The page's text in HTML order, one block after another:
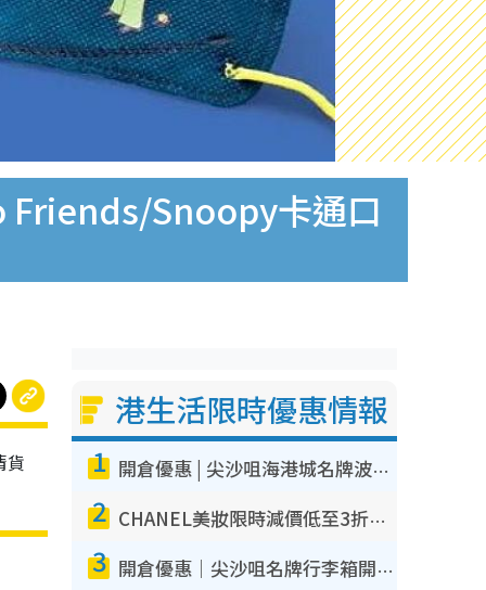
Friends/Snoopy卡通口
貨
港生活限時優惠情報
1 開倉優惠 | 尖沙咀海港城名牌波鞋開倉低至1折！On鞋$899起／Joy&Peace鞋履$98起
2 CHANEL美妝限時減價低至3折！人氣粉底/唇膏/精華液低至$275！COCO香水都有平
3 開倉優惠｜尖沙咀名牌行李箱開倉低至4折！一連5日 American Tourister/ace./Hallmark $200起！